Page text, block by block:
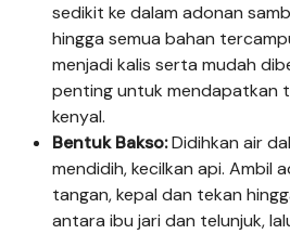
sedikit ke dalam adonan
hingga semua bahan
menjadi kalis serta mudah
penting untuk mendapatkan
kenyal.
Bentuk Bakso:Didihkan air
mendidih, kecilkan api. Ambil
tangan, kepal dan tekan
antara ibu jari dan telunjuk,